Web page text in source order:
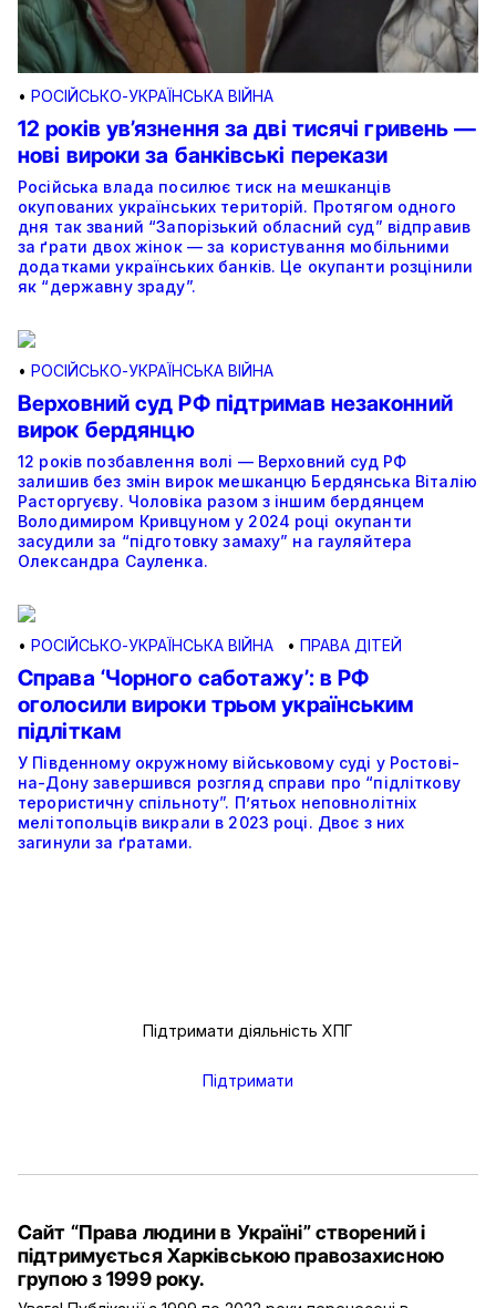
• РОСІЙСЬКО-УКРАЇНСЬКА ВІЙНА
12 років ув’язнення за дві тисячі гривень —
нові вироки за банківські перекази
Російська влада посилює тиск на мешканців
окупованих українських територій. Протягом одного
дня так званий “Запорізький обласний суд” відправив
за ґрати двох жінок — за користування мобільними
додатками українських банків. Це окупанти розцінили
як “державну зраду”.
• РОСІЙСЬКО-УКРАЇНСЬКА ВІЙНА
Верховний суд РФ підтримав незаконний
вирок бердянцю
12 років позбавлення волі — Верховний суд РФ
залишив без змін вирок мешканцю Бердянська Віталію
Расторгуєву. Чоловіка разом з іншим бердянцем
Володимиром Кривцуном у 2024 році окупанти
засудили за “підготовку замаху” на гауляйтера
Олександра Сауленка.
• РОСІЙСЬКО-УКРАЇНСЬКА ВІЙНА • ПРАВА ДІТЕЙ
Справа ‘Чорного саботажу’: в РФ
оголосили вироки трьом українським
підліткам
У Південному окружному військовому суді у Ростові-
на-Дону завершився розгляд справи про “підліткову
терористичну спільноту”. П’ятьох неповнолітніх
мелітопольців викрали в 2023 році. Двоє з них
загинули за ґратами.
Підтримати діяльність ХПГ
Підтримати
Сайт “Права людини в Україні” створений і
підтримується Харківською правозахисною
групою з 1999 року.